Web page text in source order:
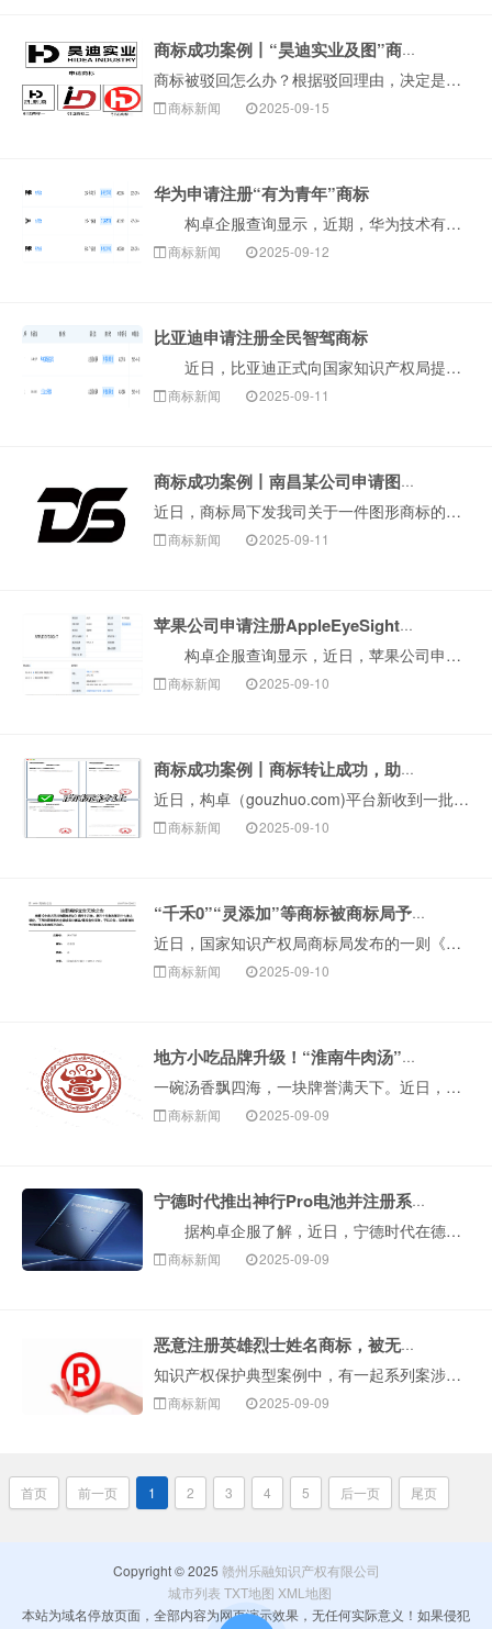
商标成功案例丨“昊迪实业及图”商标驳回复审成功
商标被驳回怎么办？根据驳回理由，决定是否申请驳回复审很关键。比如当商标因近似这种非绝对禁止性原因被驳回，可以尝试争取复审。今天，构卓给大家分享近期成功···
商标新闻 2025-09-15
华为申请注册“有为青年”商标
构卓企服查询显示，近期，华为技术有限公司申请注册3枚“有为青年”商标，国际分类为科学仪器、广告销售，当前商标状态均为等待实质审查。此举表明华为正进···
商标新闻 2025-09-12
比亚迪申请注册全民智驾商标
近日，比亚迪正式向国家知识产权局提交了“全民智驾”商标的注册申请。该商标申请信息已在国家知识产权局官网公示，申请类别为第9类，涵盖电子产品、计算机···
商标新闻 2025-09-11
商标成功案例丨南昌某公司申请图形商标因近似被驳回，复审成功！
近日，商标局下发我司关于一件图形商标的驳回复审决定书。该商标在审查过程中，因与在先商标近似被商标局予以驳回，申请人委托我司代理向商标局提交驳回复审。一···
商标新闻 2025-09-11
苹果公司申请注册AppleEyeSight商标
构卓企服查询显示，近日，苹果公司申请注册一枚“APPLE EYESIGHT”商标，国际分类为科学仪器，当前商标状态为等待实质审查。 公开信息显示···
商标新闻 2025-09-10
商标成功案例丨商标转让成功，助力企业快速获品牌资产
近日，构卓（gouzhuo.com)平台新收到一批国家知识产权局商标局下发的《商标转让证明》，成功促成数十件优质商标完成转让。这些成功转让的商标资源涵···
商标新闻 2025-09-10
“千禾0”“灵添加”等商标被商标局予以无效！
近日，国家知识产权局商标局发布的一则《注册商标宣告无效公告》显示，沈阳某美容公司申请的“灵添加”商标被正式宣告无效。看到&ld···
商标新闻 2025-09-10
地方小吃品牌升级！“淮南牛肉汤”正式获批注册！
一碗汤香飘四海，一块牌誉满天下。近日，由安徽省淮南市淮南牛肉汤产业发展协会提交的“淮南牛肉汤”集体商标（图形）获准注册。这标志着淮南牛肉汤产业迎来发展···
商标新闻 2025-09-09
宁德时代推出神行Pro电池并注册系列商标
据构卓企服了解，近日，宁德时代在德国慕尼黑车展发布NP3.0电池安全技术平台，并推出首款磷酸铁锂动力电池‘神行Pro’。查询显示，宁德时代已申请注···
商标新闻 2025-09-09
恶意注册英雄烈士姓名商标，被无效！
知识产权保护典型案例中，有一起系列案涉及恶意注册英雄烈士姓名商标。据悉，部分企业或个人在果酒（含酒精）、葡萄酒、钓鱼用具、洗衣液等多个商品类别上申请注···
商标新闻 2025-09-09
首页 前一页 1 2 3 4 5 后一页 尾页
Copyright © 2025 赣州乐融知识产权有限公司
城市列表 TXT地图 XML地图
本站为域名停放页面，全部内容为网页演示效果，无任何实际意义！如果侵犯